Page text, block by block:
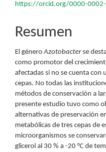
https://orcid.org/0000-
Resumen
El géneroAzotobacterse
como promotor del
afectadas si no se cuenta con
cepas. No todas las
métodos de conservación a
presente estudio tuvo como
alternativas de preservación
metabólicas de tres cepas de
microorganismos se
glicerol al 30 % a -20 °C de